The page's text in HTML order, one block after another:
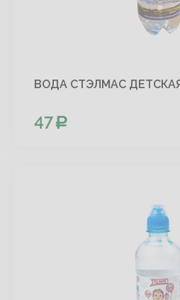
ВОДА СТЭЛМАС
47